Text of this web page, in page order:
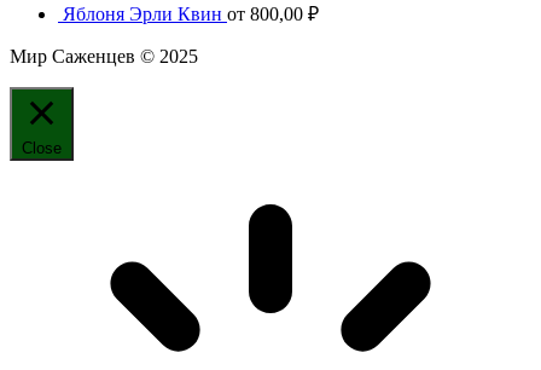
Яблоня Эрли Квин от 800,00 ₽
Мир Саженцев © 2025
Close